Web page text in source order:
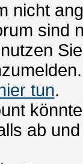
nicht
sind
tun.
ab